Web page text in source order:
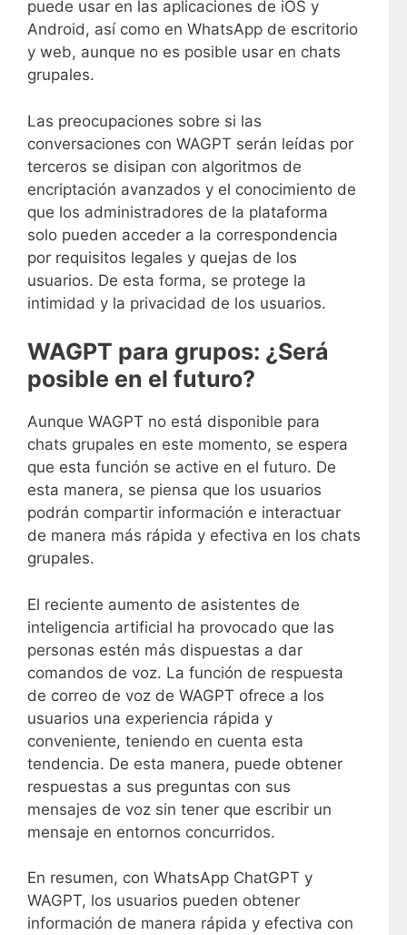
puede usar en las aplicaciones de iOS y
Android, así como en WhatsApp de escritorio
y web, aunque no es posible usar en chats
grupales.
Las preocupaciones sobre si las
conversaciones con WAGPT serán leídas por
terceros se disipan con algoritmos de
encriptación avanzados y el conocimiento de
que los administradores de la plataforma
solo pueden acceder a la correspondencia
por requisitos legales y quejas de los
usuarios. De esta forma, se protege la
intimidad y la privacidad de los usuarios.
WAGPT para grupos: ¿Será
posible en el futuro?
Aunque WAGPT no está disponible para
chats grupales en este momento, se espera
que esta función se active en el futuro. De
esta manera, se piensa que los usuarios
podrán compartir información e interactuar
de manera más rápida y efectiva en los chats
grupales.
El reciente aumento de asistentes de
inteligencia artificial ha provocado que las
personas estén más dispuestas a dar
comandos de voz. La función de respuesta
de correo de voz de WAGPT ofrece a los
usuarios una experiencia rápida y
conveniente, teniendo en cuenta esta
tendencia. De esta manera, puede obtener
respuestas a sus preguntas con sus
mensajes de voz sin tener que escribir un
mensaje en entornos concurridos.
En resumen, con WhatsApp ChatGPT y
WAGPT, los usuarios pueden obtener
información de manera rápida y efectiva con